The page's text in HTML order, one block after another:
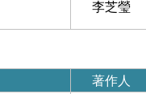
李芝瑩
著作人